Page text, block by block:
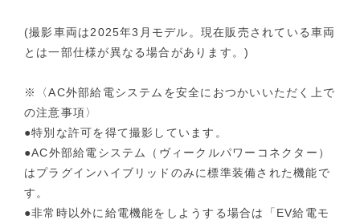
(撮影車両は2025年3月モデル。現在販売されている車両
とは一部仕様が異なる場合があります。)
※〈AC外部給電システムを安全におつかいいただく上で
の注意事項〉
●特別な許可を得て撮影しています。
●AC外部給電システム（ヴィークルパワーコネクター）
はプラグインハイブリッドのみに標準装備された機能で
す。
●非常時以外に給電機能をしようする場合は「EV給電モ